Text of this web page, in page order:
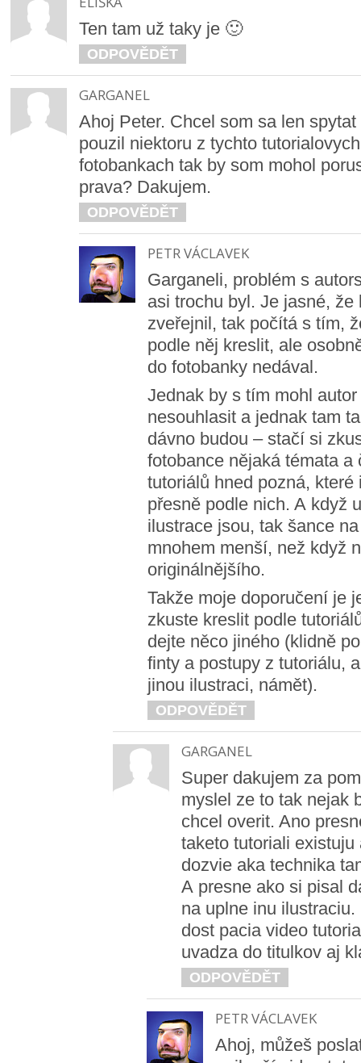
Ten tam už taky je 🙂
ODPOVĚDĚT
GARGANEL
Ahoj Peter. Chcel som sa len
pouzil niektoru z tychto
fotobankach tak by som mohol
prava? Dakujem.
ODPOVĚDĚT
PETR VÁCLAVEK
Garganeli, problém s
asi trochu byl. Je jasné, že
zveřejnil, tak počítá s tím,
podle něj kreslit, ale
do fotobanky nedával.
Jednak by s tím mohl
nesouhlasit a jednak tam
dávno budou – stačí si
fotobance nějaká témata a
tutoriálů hned pozná, které
přesně podle nich. A když
ilustrace jsou, tak šance
mnohem menší, než když
originálnějšího.
Takže moje doporučení je
zkuste kreslit podle
dejte něco jiného (klidně
finty a postupy z tutoriálu,
jinou ilustraci, námět).
ODPOVĚDĚT
GARGANEL
Super dakujem za
myslel ze to tak nejak
chcel overit. Ano
taketo tutoriali existuju
dozvie aka technika
A presne ako si pisal
na uplne inu
dost pacia video
uvadza do titulkov aj
ODPOVĚDĚT
PETR VÁCLAVEK
Ahoj, můžeš